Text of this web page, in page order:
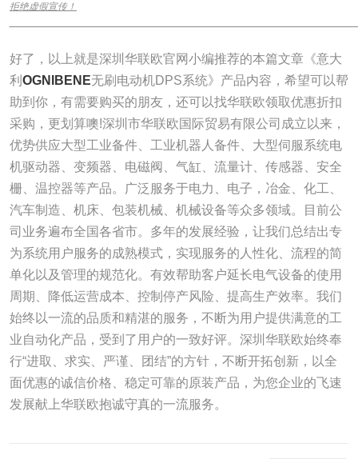
拒绝虚假宣传！
好了，以上就是深圳华联欧官网小编推荐的本篇文章《意大
利 OGNIBENE无刷电动机DPS系统》产品内容，希望可以帮
助到你，有需要购买的朋友，还可以找华联欧领取优惠折扣
采购，更划算噢!深圳市华联欧国际贸易有限公司成立以来，
优势供应大型工业备件、工业机器人备件、大型伺服系统电
机驱动器、变频器、电磁阀、气缸、流量计、传感器、安全
栅、温控器等产品。广泛服务于电力、电子，冶金、化工、
汽车制造、机床、包装机械、机械设备等众多领域。目前公
司业务遍布全国各省市。多年的发展经验，让我们总结出专
为系统用户服务的成熟模式，实现服务的人性化、流程的简
单化以及管理的规范化。有效帮助客户延长电气设备的使用
周期、降低运营成本、控制停产风险、提高生产效率。我们
始终以一流的品质和精湛的服务，不断为用户提供满意的工
业自动化产品，受到了用户的一致好评。深圳华联欧始终奉
行“进取、求实、严谨、团结”的方针，不断开拓创新，以全
面优惠的诚信价格、稳定可靠的原装产品，为您企业的飞速
发展献上华联欧抱诚守真的一流服务。